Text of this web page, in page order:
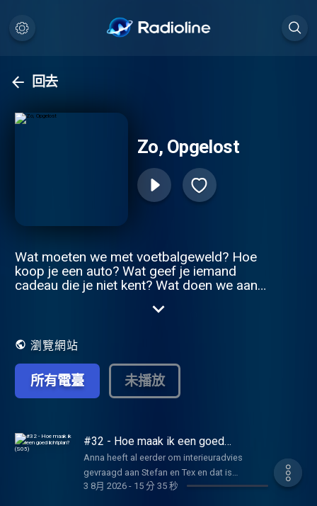
回去
Zo, Opgelost
Wat moeten we met voetbalgeweld? Hoe
koop je een auto? Wat geef je iemand
cadeau die je niet kent? Wat doen we aan
eigenlijk op tijd? De wereld is gevuld met
Geen zorgen. In Zo, Opgelost gaan
wetenschapsjournalist Anna Gimbrère en
comedians Tex de Wit en Stefan Pop de
meest complexe onderwerpen te lijf en
lossen het voor je op. Elke maandag en
de vrijdagmiddagborrel op 15 december
nemen Tex, Anna en Stefan twee
uitzendingen live op vanuit Droog in
Amsterdam. Kom langs met of zonder je
瀏覽網站
所有電臺 未播放
#32 - Hoe maak ik een goed
lichtplan? (S05)
Anna heeft al eerder om interieuradvies
gevraagd aan Stefan en Tex en dat is
blijkbaar goed bevallen.
3 8月 2026- 15 分 35 秒